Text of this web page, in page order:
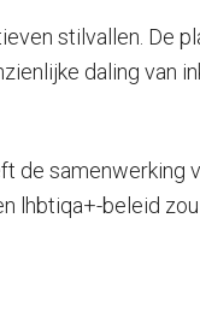
stilvallen. De
daling
samenwerking
lhbtiqa+-beleid zou